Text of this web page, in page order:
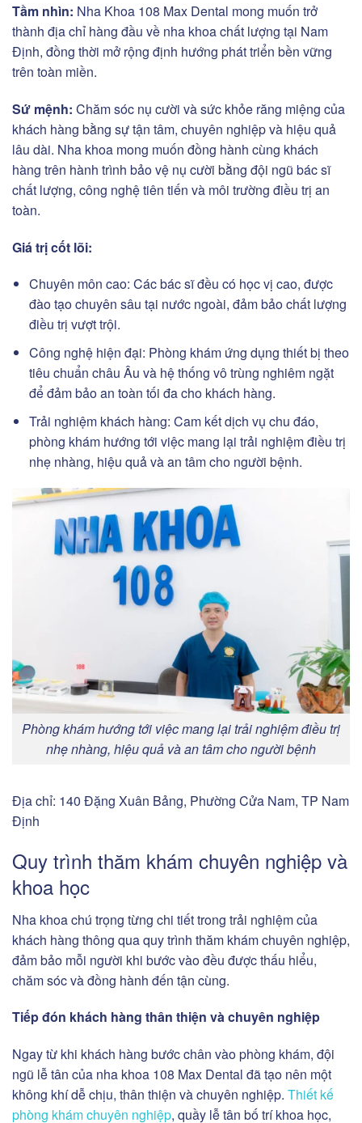
Tầm nhìn: Nha Khoa 108 Max Dental mong muốn trở
thành địa chỉ hàng đầu về nha khoa chất lượng tại Nam
Định, đồng thời mở rộng định hướng phát triển bền vững
trên toàn miền.
Sứ mệnh: Chăm sóc nụ cười và sức khỏe răng miệng của
khách hàng bằng sự tận tâm, chuyên nghiệp và hiệu quả
lâu dài. Nha khoa mong muốn đồng hành cùng khách
hàng trên hành trình bảo vệ nụ cười bằng đội ngũ bác sĩ
chất lượng, công nghệ tiên tiến và môi trường điều trị an
toàn.
Giá trị cốt lõi:
Chuyên môn cao: Các bác sĩ đều có học vị cao, được
đào tạo chuyên sâu tại nước ngoài, đảm bảo chất lượng
điều trị vượt trội.
Công nghệ hiện đại: Phòng khám ứng dụng thiết bị theo
tiêu chuẩn châu Âu và hệ thống vô trùng nghiêm ngặt
để đảm bảo an toàn tối đa cho khách hàng.
Trải nghiệm khách hàng: Cam kết dịch vụ chu đáo,
phòng khám hướng tới việc mang lại trải nghiệm điều trị
nhẹ nhàng, hiệu quả và an tâm cho người bệnh.
Phòng khám hướng tới việc mang lại trải nghiệm điều trị
nhẹ nhàng, hiệu quả và an tâm cho người bệnh
Địa chỉ: 140 Đặng Xuân Bảng, Phường Cửa Nam, TP Nam
Định
Quy trình thăm khám chuyên nghiệp và
khoa học
Nha khoa chú trọng từng chi tiết trong trải nghiệm của
khách hàng thông qua quy trình thăm khám chuyên nghiệp,
đảm bảo mỗi người khi bước vào đều được thấu hiểu,
chăm sóc và đồng hành đến tận cùng.
Tiếp đón khách hàng thân thiện và chuyên nghiệp
Ngay từ khi khách hàng bước chân vào phòng khám, đội
ngũ lễ tân của nha khoa 108 Max Dental đã tạo nên một
không khí dễ chịu, thân thiện và chuyên nghiệp. Thiết kế
phòng khám chuyên nghiệp, quầy lễ tân bố trí khoa học,